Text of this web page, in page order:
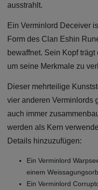
ausstrahlt.
Ein Verminlord Deceiver
Form des Clan Eshin
bewaffnet. Sein Kopf
um seine Merkmale zu
Dieser mehrteilige
vier anderen Verminlords
auch immer
werden als Kern
Details hinzuzufügen:
Ein Verminlord
einem
Ein Verminlord